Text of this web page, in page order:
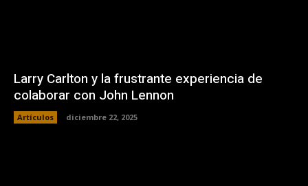
Larry Carlton y la frustrante experiencia de
colaborar con John Lennon
Artículos diciembre 22, 2025